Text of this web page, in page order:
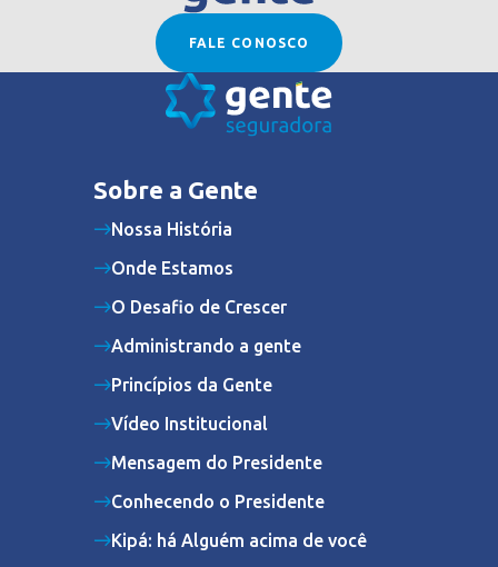
FALE CONOSCO
Sobre a Gente
Nossa História
Onde Estamos
O Desafio de Crescer
Administrando a gente
Princípios da Gente
Vídeo Institucional
Mensagem do Presidente
Conhecendo o Presidente
Kipá: há Alguém acima de você